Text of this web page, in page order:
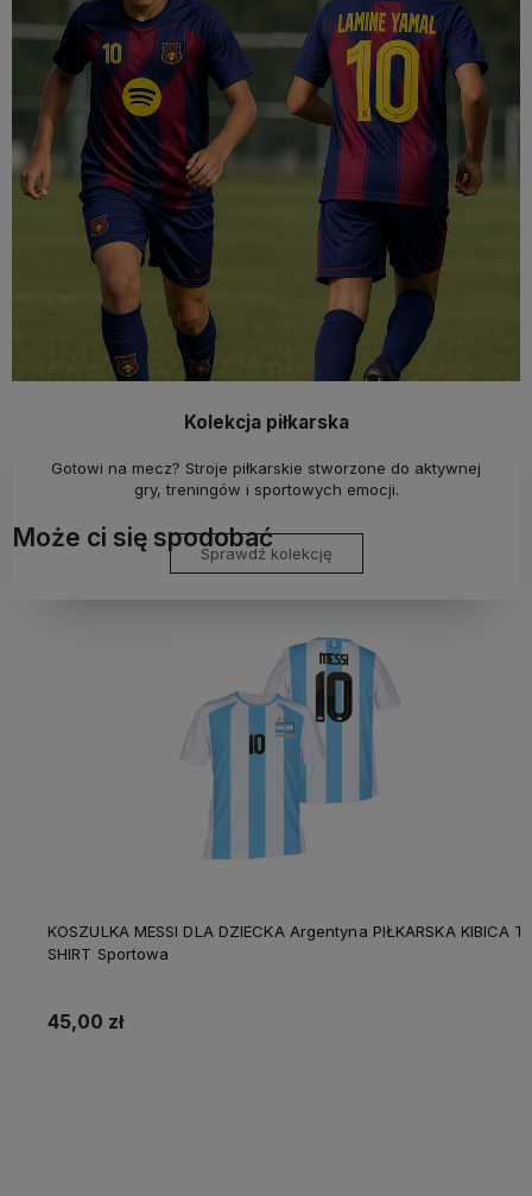
Kolekcja piłkarska
Gotowi na mecz? Stroje piłkarskie stworzone do aktywnej
gry, treningów i sportowych emocji.
Sprawdź kolekcję
Może ci się spodobać
KOSZULKA MESSI DLA DZIECKA Argentyna PIŁKARSKA KIBICA T-
SHIRT Sportowa
45,00 zł